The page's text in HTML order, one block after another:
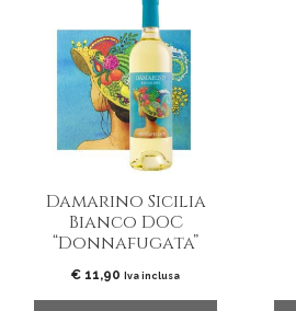
Damarino Sicilia
Bianco DOC
“Donnafugata”
€ 11,90 Iva inclusa